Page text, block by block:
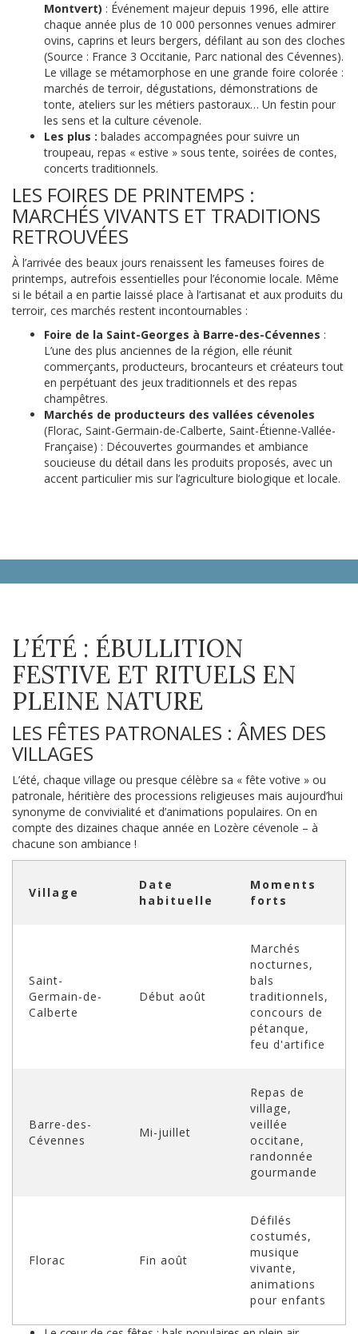
Montvert) : Événement majeur depuis 1996, elle attire
chaque année plus de 10 000 personnes venues admirer
ovins, caprins et leurs bergers, défilant au son des cloches
(Source : France 3 Occitanie, Parc national des Cévennes).
Le village se métamorphose en une grande foire colorée :
marchés de terroir, dégustations, démonstrations de
tonte, ateliers sur les métiers pastoraux… Un festin pour
les sens et la culture cévenole.
Les plus : balades accompagnées pour suivre un
troupeau, repas « estive » sous tente, soirées de contes,
concerts traditionnels.
LES FOIRES DE PRINTEMPS :
MARCHÉS VIVANTS ET TRADITIONS
RETROUVÉES
À l’arrivée des beaux jours renaissent les fameuses foires de
printemps, autrefois essentielles pour l’économie locale. Même
si le bétail a en partie laissé place à l’artisanat et aux produits du
terroir, ces marchés restent incontournables :
Foire de la Saint-Georges à Barre-des-Cévennes :
L’une des plus anciennes de la région, elle réunit
commerçants, producteurs, brocanteurs et créateurs tout
en perpétuant des jeux traditionnels et des repas
champêtres.
Marchés de producteurs des vallées cévenoles
(Florac, Saint-Germain-de-Calberte, Saint-Étienne-Vallée-
Française) : Découvertes gourmandes et ambiance
soucieuse du détail dans les produits proposés, avec un
accent particulier mis sur l’agriculture biologique et locale.
L’ÉTÉ : ÉBULLITION
FESTIVE ET RITUELS EN
PLEINE NATURE
LES FÊTES PATRONALES : ÂMES DES
VILLAGES
L’été, chaque village ou presque célèbre sa « fête votive » ou
patronale, héritière des processions religieuses mais aujourd’hui
synonyme de convivialité et d’animations populaires. On en
compte des dizaines chaque année en Lozère cévenole – à
chacune son ambiance !
Village
Date
habituelle
Moments
forts
Saint-
Germain-de-
Calberte
Début août
Marchés
nocturnes,
bals
traditionnels,
concours de
pétanque,
feu d'artifice
Barre-des-
Cévennes
Mi-juillet
Repas de
village,
veillée
occitane,
randonnée
gourmande
Florac Fin août
Défilés
costumés,
musique
vivante,
animations
pour enfants